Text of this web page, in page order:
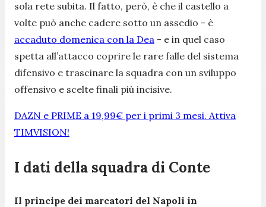
sola rete subita. Il fatto, però, è che il castello a
volte può anche cadere sotto un assedio - è
accaduto domenica con la Dea - e in quel caso
spetta all’attacco coprire le rare falle del sistema
difensivo e trascinare la squadra con un sviluppo
offensivo e scelte finali più incisive.
DAZN e PRIME a 19,99€ per i primi 3 mesi. Attiva
TIMVISION!
I dati della squadra di Conte
Il principe dei marcatori del Napoli in